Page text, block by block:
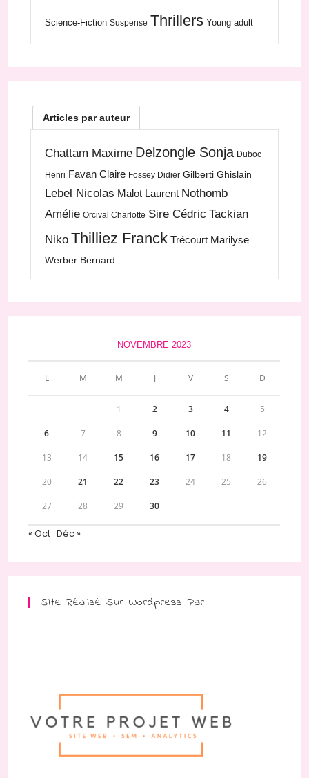
Science-Fiction Suspense Thrillers Young adult
Articles par auteur
Chattam Maxime Delzongle Sonja Duboc
Henri Favan Claire Fossey Didier Gilberti Ghislain
Lebel Nicolas Malot Laurent Nothomb
Amélie Orcival Charlotte Sire Cédric Tackian
Niko Thilliez Franck Trécourt Marilyse
Werber Bernard
NOVEMBRE 2023
L M M J V S D
1 2 3 4 5
6 7 8 9 10 11 12
13 14 15 16 17 18 19
20 21 22 23 24 25 26
27 28 29 30
« Oct Déc »
Site Réalisé Sur Wordpress Par :